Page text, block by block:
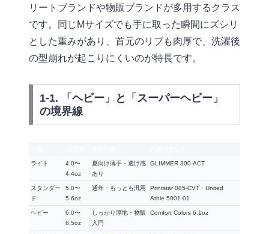
リートブランドや物販ブランドが多用するクラス
です。同じMサイズでも手に取った瞬間にズシリ
とした重みがあり、首元のリブも肉厚で、洗濯後
の型崩れが起こりにくいのが特長です。
1-1. 「ヘビー」と「スーパーヘビー」
の境界線
ライト
4.0〜
4.4oz
夏向け薄手・透け感
あり
GLIMMER 300-ACT
スタンダー
ド
5.0〜
5.6oz
通年・もっとも汎用
Printstar 085-CVT・United
Athle 5001-01
ヘビー
6.0〜
6.5oz
しっかり厚地・物販
入門
Comfort Colors 6.1oz